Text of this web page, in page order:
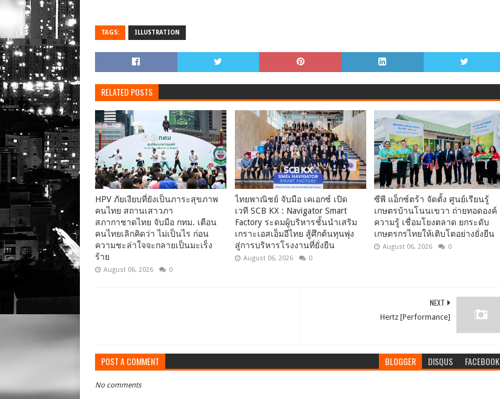
TAGS: ILLUSTRATION
RELATED POSTS
HPV ภัยเงียบที่ยังเป็นภาระสุขภาพ
คนไทย สถานเสาวภา
สภากาชาดไทย จับมือ กทม. เตือน
คนไทยเลิกคิดว่า ไม่เป็นไร ก่อน
ความชะล่าใจจะกลายเป็นมะเร็ง
ร้าย
August 06, 2026 0
ไทยพาณิชย์ จับมือ เคเอกซ์ เปิด
เวที SCB KX : Navigator Smart
Factory ระดมผู้บริหารชั้นนำเสริม
เกราะเอสเอ็มอีไทย สู้ศึกต้นทุนพุ่ง
สู่การบริหารโรงงานที่ยั่งยืน
August 06, 2026 0
ซีพี แอ็กซ์ตร้า จัดตั้ง ศูนย์เรียนรู้
เกษตรบ้านโนนเขวา ถ่ายทอดองค์
ความรู้ เชื่อมโยงตลาด ยกระดับ
เกษตรกรไทยให้เติบโตอย่างยั่งยืน
August 06, 2026 0
NEXT
Hertz [Performance]
POST A COMMENT BLOGGER DISQUS FACEBOOK
No comments